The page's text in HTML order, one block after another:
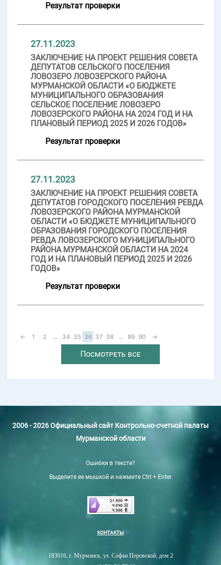
Результат проверки
27.11.2023
ЗАКЛЮЧЕНИЕ НА ПРОЕКТ РЕШЕНИЯ СОВЕТА
ДЕПУТАТОВ СЕЛЬСКОГО ПОСЕЛЕНИЯ
ЛОВОЗЕРО ЛОВОЗЕРСКОГО РАЙОНА
МУРМАНСКОЙ ОБЛАСТИ «О БЮДЖЕТЕ
МУНИЦИПАЛЬНОГО ОБРАЗОВАНИЯ
СЕЛЬСКОЕ ПОСЕЛЕНИЕ ЛОВОЗЕРО
ЛОВОЗЕРСКОГО РАЙОНА НА 2024 ГОД И НА
ПЛАНОВЫЙ ПЕРИОД 2025 И 2026 ГОДОВ»
Результат проверки
27.11.2023
ЗАКЛЮЧЕНИЕ НА ПРОЕКТ РЕШЕНИЯ СОВЕТА
ДЕПУТАТОВ ГОРОДСКОГО ПОСЕЛЕНИЯ РЕВДА
ЛОВОЗЕРСКОГО РАЙОНА МУРМАНСКОЙ
ОБЛАСТИ «О БЮДЖЕТЕ МУНИЦИПАЛЬНОГО
ОБРАЗОВАНИЯ ГОРОДСКОГО ПОСЕЛЕНИЯ
РЕВДА ЛОВОЗЕРСКОГО МУНИЦИПАЛЬНОГО
РАЙОНА МУРМАНСКОЙ ОБЛАСТИ НА 2024
ГОД И НА ПЛАНОВЫЙ ПЕРИОД 2025 И 2026
ГОДОВ»
Результат проверки
← 1 2 ... 34 35 36 37 38 ... 89 90 →
Посмотреть все
2006 - 2026 Официальный сайт Контрольно-счетной палаты
Мурманской области
Ошибки в тексте?
Выделите ее мышкой и нажмите Ctrl + Enter
КОНТАКТЫ
183016, г. Мурманск, ул. Софьи Перовской, дом 2